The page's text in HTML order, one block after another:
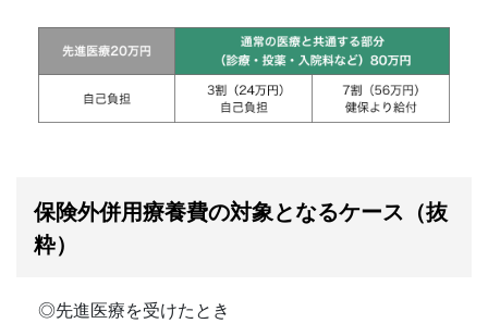
保険外併用療養費の対象となるケース（抜
粋）
◎先進医療を受けたとき